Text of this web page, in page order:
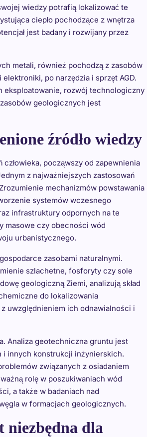
wiedzy potrafią lokalizować te
ciepło pochodzące z wnętrza
jest badany i rozwijany przez
metali, również pochodzą z zasobów
po narzędzia i sprzęt AGD.
eksploatowanie, rozwój technologiczny
geologicznych jest
źródło wiedzy
począwszy od zapewnienia
z najważniejszych zastosowań
mechanizmów powstawania
systemów wczesnego
infrastruktury odpornych na te
masowe czy obecności wód
urbanistycznego.
zasobami naturalnymi.
szlachetne, fosforyty czy sole
geologiczną Ziemi, analizują skład
do lokalizowania
uwzględnieniem ich odnawialności i
Analiza geotechniczna gruntu jest
i innych konstrukcji inżynierskich.
związanych z osiadaniem
rolę w poszukiwaniach wód
a także w badaniach nad
w formacjach geologicznych.
niezbędna dla